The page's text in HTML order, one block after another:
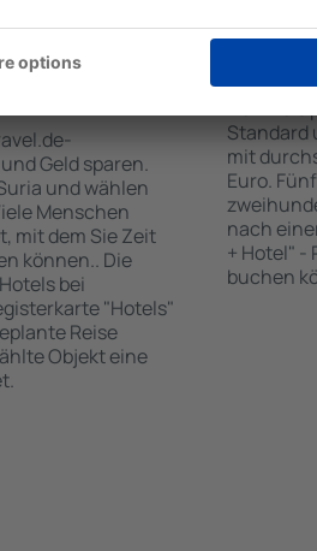
Geld sparen.
und wählen
Menschen
mit dem Sie Zeit
können.. Die
bei
"Hotels"
Reise
Objekt eine
Wie
Der
Standard
mit
Euro.
nach
+ Hotel" -
buchen